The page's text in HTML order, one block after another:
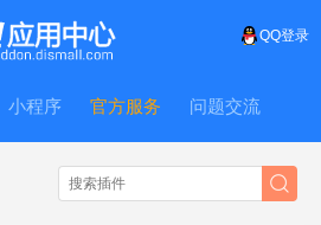
QQ登录
小程序 官方服务 问题交流